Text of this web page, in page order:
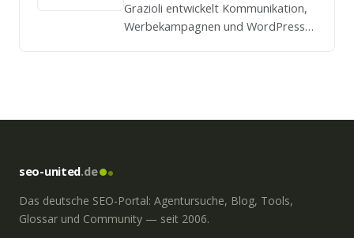
Grazioli entwickelt Kommunikation,
Werbekampagnen und WordPress
Mittelstand. Wenn Sie also auf der
seo-united.de
Das deutsche SEO-Portal: Agentursuche, Blog, Tools,
Glossar und Community — seit 2006.